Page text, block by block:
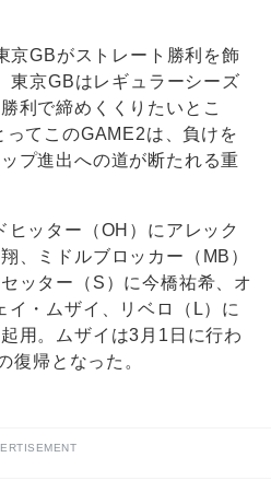
GBがストレート勝利を飾
東京GBはレギュラーシーズ
利で締めくくりたいとこ
てこのGAME2は、負けを
プ進出への道が断たれる重
ッター（OH）にアレック
、ミドルブロッカー（MB）
ッター（S）に今橋祐希、オ
イ・ムザイ、リベロ（L）に
用。ムザイは3月1日に行わ
復帰となった。